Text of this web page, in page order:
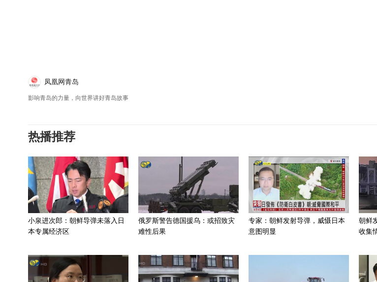
凤凰网青岛
影响青岛的力量，向世界讲好青岛故事
热播推荐
小泉进次郎：朝鲜导弹未落入日
本专属经济区
俄罗斯警告德国援乌：或招致灾
难性后果
专家：朝鲜发射导弹，威慑日本
意图明显
朝鲜
收集